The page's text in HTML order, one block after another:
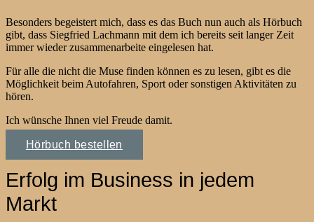
Besonders begeistert mich, dass es das Buch nun auch als Hörbuch
gibt, dass Siegfried Lachmann mit dem ich bereits seit langer Zeit
immer wieder zusammenarbeite eingelesen hat.
Für alle die nicht die Muse finden können es zu lesen, gibt es die
Möglichkeit beim Autofahren, Sport oder sonstigen Aktivitäten zu
hören.
Ich wünsche Ihnen viel Freude damit.
Hörbuch bestellen
Erfolg im Business in jedem
Markt